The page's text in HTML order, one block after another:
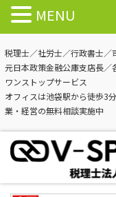
税理士／社労士／行政書士／
元日本政策金融公庫支店長
ワンストップサービス
オフィスは池袋駅から徒歩3
業・経営の無料相談実施中
MENU